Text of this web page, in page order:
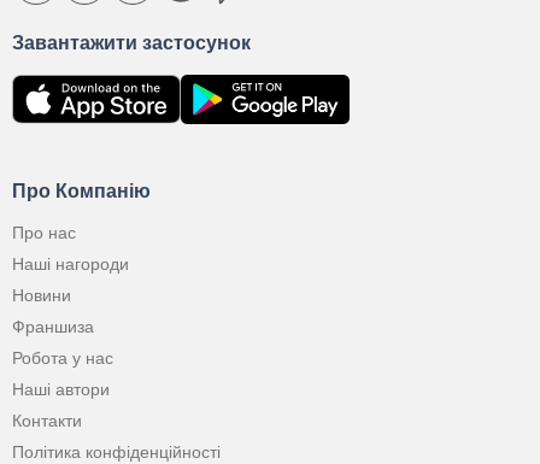
Про Компанію
Про нас
Наші нагороди
Новини
Франшиза
Робота у нас
Наші автори
Контакти
Політика конфіденційності
Завантажити застосунок